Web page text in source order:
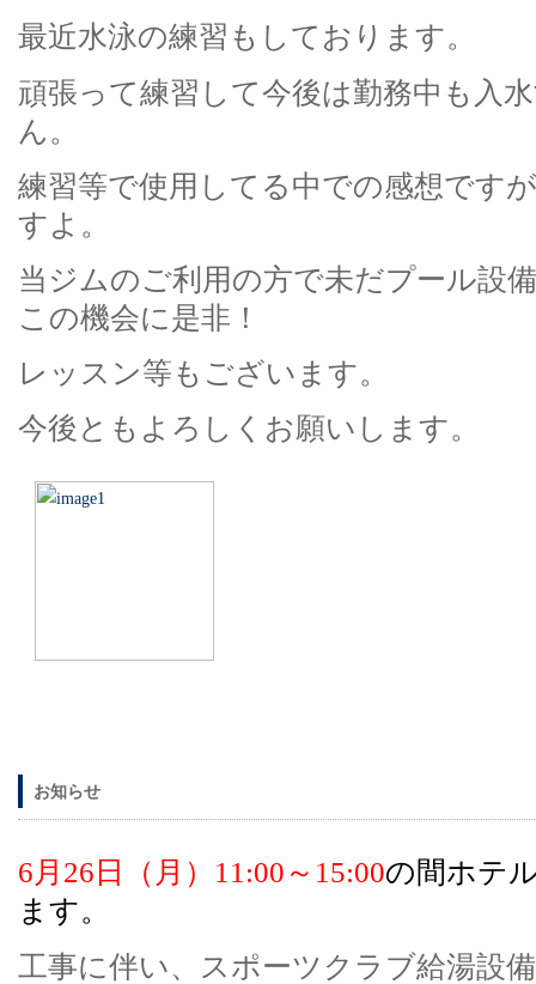
最近水泳の練習もしております。
頑張って練習して今後は勤務中も入
ん。
練習等で使用してる中での感想です
すよ。
当ジムのご利用の方で未だプール設
この機会に是非！
レッスン等もございます。
今後ともよろしくお願いします。
お知らせ
6月26日（月）11:00～15:00の間ホテ
ます。
工事に伴い、スポーツクラブ給湯設